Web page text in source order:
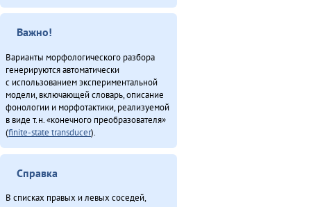
Важно!
Варианты морфологического разбора
генерируются автоматически
с использованием экспериментальной
модели, включающей словарь, описание
фонологии и морфотактики, реализуемой
в виде т.н. «конечного преобразователя»
(finite-state transducer).
Справка
В списках правых и левых соседей,